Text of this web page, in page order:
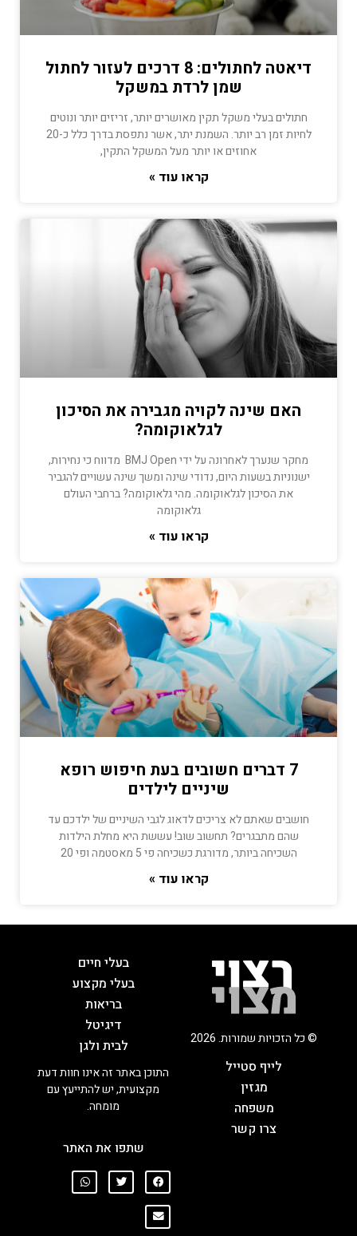
דיאטה לחתולים: 8 דרכים לעזור לחתול
שמן לרדת במשקל
חתולים בעלי משקל תקין מאושרים יותר, זריזים יותר ונוטים
לחיות זמן רב יותר. השמנת יתר, אשר נתפסת בדרך כלל כ-20
אחוזים או יותר מעל המשקל התקין,
קראו עוד »
האם שינה לקויה מגבירה את הסיכון
לגלאוקומה?
מחקר שנערך לאחרונה על ידי BMJ Open מדווח כי נחירות,
ישנוניות בשעות היום, נדודי שינה ומשך שינה עשויים להגביר
את הסיכון לגלאוקומה. מהי גלאוקומה? ברחבי העולם
גלאוקומה
קראו עוד »
7 דברים חשובים בעת חיפוש רופא
שיניים לילדים
חושבים שאתם לא צריכים לדאוג לגבי השיניים של ילדכם עד
שהם מתבגרים? תחשוב שוב! עששת היא מחלת הילדות
השכיחה ביותר, מדורגת כשכיחה פי 5 מאסטמה ופי 20
קראו עוד »
© כל הזכויות שמורות. 2026
בעלי חיים
בעלי מקצוע
בריאות
דיגיטל
לבית ולגן
לייף סטייל
מגזין
משפחה
צרו קשר
התוכן באתר זה אינו חוות דעת
מקצועית, יש להתייעץ עם
מומחה.
שתפו את האתר